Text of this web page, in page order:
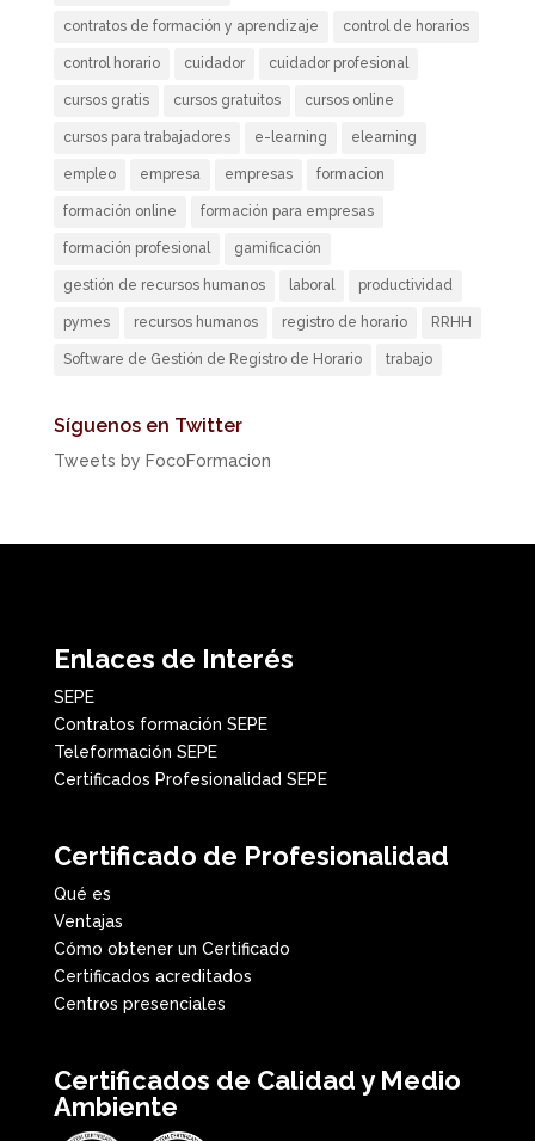
contratos de formación y aprendizaje control de horarios
control horario cuidador cuidador profesional
cursos gratis cursos gratuitos cursos online
cursos para trabajadores e-learning elearning
empleo empresa empresas formacion
formación online formación para empresas
formación profesional gamificación
gestión de recursos humanos laboral productividad
pymes recursos humanos registro de horario RRHH
Software de Gestión de Registro de Horario trabajo
Síguenos en Twitter
Tweets by FocoFormacion
Enlaces de Interés
SEPE
Contratos formación SEPE
Teleformación SEPE
Certificados Profesionalidad SEPE
Certificado de Profesionalidad
Qué es
Ventajas
Cómo obtener un Certificado
Certificados acreditados
Centros presenciales
Certificados de Calidad y Medio
Ambiente